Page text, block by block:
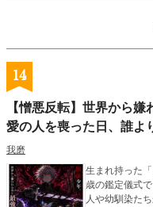
14
【憎悪反転】世界から
愛の人を喪った日、誰よ
我磨
生まれ持った
歳の鑑定儀式
人や幼馴染た